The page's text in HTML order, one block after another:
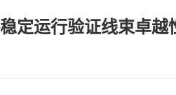
定运行验证线束卓越